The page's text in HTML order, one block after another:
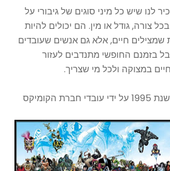
לנו שיש כל מיני סוגים של גיבורי על
צורה, גודל או מין. הם יכולים להיות
שמצילים חיים, אלא גם אנשים שעובדים
בזמנם החופשי מתנדבים לעזור
במצוקה ולכל מי שצריך.
יום גיבורי העל הומצא בשנת 1995 על ידי עובדי חברת הקומיקס